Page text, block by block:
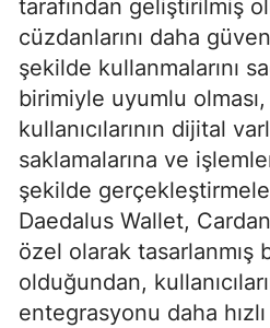
tarafından geliştirilmiş
cüzdanlarını daha
şekilde kullanmalarını
birimiyle uyumlu
kullanıcılarının dijital
saklamalarına ve
şekilde
Daedalus Wallet,
özel olarak tasarlanmış
olduğundan,
entegrasyonu daha